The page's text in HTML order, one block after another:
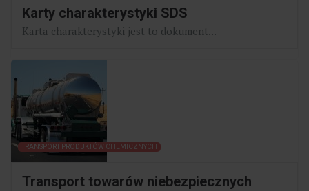
Karty charakterystyki SDS
Karta charakterystyki jest to dokument...
TRANSPORT PRODUKTÓW CHEMICZNYCH
Transport towarów niebezpiecznych